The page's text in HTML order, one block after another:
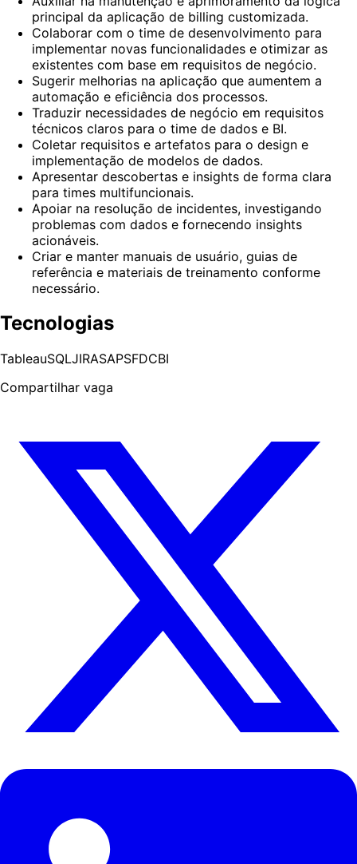
principal da aplicação de billing customizada.
Colaborar com o time de desenvolvimento para
implementar novas funcionalidades e otimizar as
existentes com base em requisitos de negócio.
Sugerir melhorias na aplicação que aumentem a
automação e eficiência dos processos.
Traduzir necessidades de negócio em requisitos
técnicos claros para o time de dados e BI.
Coletar requisitos e artefatos para o design e
implementação de modelos de dados.
Apresentar descobertas e insights de forma clara
para times multifuncionais.
Apoiar na resolução de incidentes, investigando
problemas com dados e fornecendo insights
acionáveis.
Criar e manter manuais de usuário, guias de
referência e materiais de treinamento conforme
necessário.
Tecnologias
TableauSQLJIRASAPSFDCBI
Compartilhar vaga